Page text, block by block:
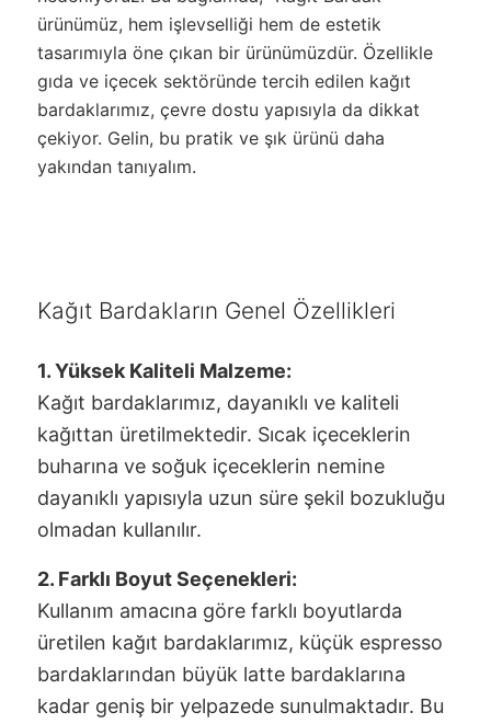
ürünümüz, hem işlevselliği hem de estetik
tasarımıyla öne çıkan bir ürünümüzdür. Özellikle
gıda ve içecek sektöründe tercih edilen kağıt
bardaklarımız, çevre dostu yapısıyla da dikkat
çekiyor. Gelin, bu pratik ve şık ürünü daha
yakından tanıyalım.
Kağıt Bardakların Genel Özellikleri
1. Yüksek Kaliteli Malzeme:
Kağıt bardaklarımız, dayanıklı ve kaliteli
kağıttan üretilmektedir. Sıcak içeceklerin
buharına ve soğuk içeceklerin nemine
dayanıklı yapısıyla uzun süre şekil bozukluğu
olmadan kullanılır.
2. Farklı Boyut Seçenekleri:
Kullanım amacına göre farklı boyutlarda
üretilen kağıt bardaklarımız, küçük espresso
bardaklarından büyük latte bardaklarına
kadar geniş bir yelpazede sunulmaktadır. Bu